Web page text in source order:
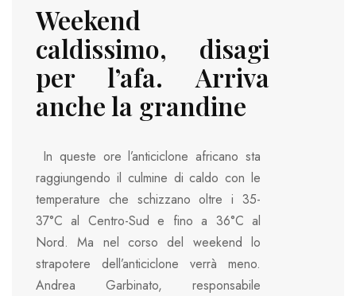
Weekend
caldissimo, disagi
per l’afa. Arriva
anche la grandine
In queste ore l’anticiclone africano sta
raggiungendo il culmine di caldo con le
temperature che schizzano oltre i 35-
37°C al Centro-Sud e fino a 36°C al
Nord. Ma nel corso del weekend lo
strapotere dell’anticiclone verrà meno.
Andrea Garbinato, responsabile